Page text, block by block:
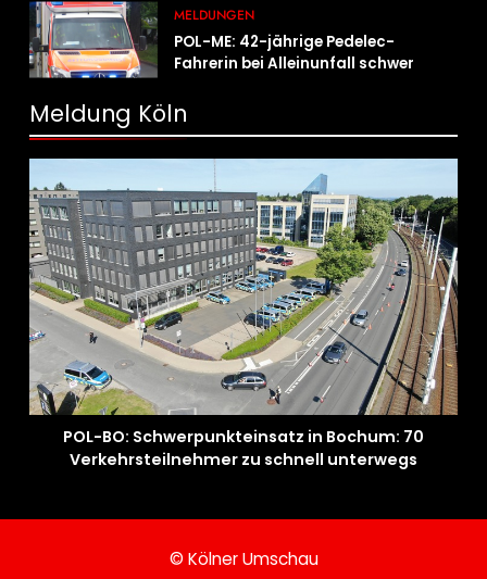
MELDUNGEN
POL-ME: 42-jährige Pedelec-
Fahrerin bei Alleinunfall schwer
Meldung Köln
POL-BO: Schwerpunkteinsatz in Bochum: 70
Verkehrsteilnehmer zu schnell unterwegs
© Kölner Umschau